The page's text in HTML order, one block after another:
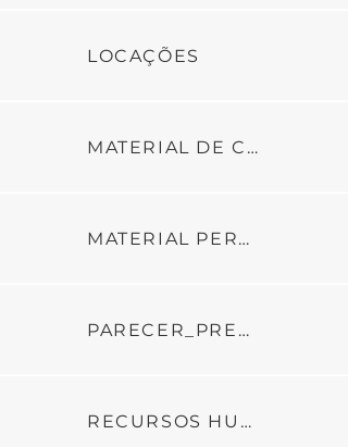
LOCAÇÕES
MATERIAL DE CONSUMO
MATERIAL PERMANENTE
PARECER_PRESTACAO_DE_CONTAS_1_PARCELA_DE_2024_CONTRATO_DE_GESTAO_346_2021 (1)
RECURSOS HUMANOS - PARTE 1